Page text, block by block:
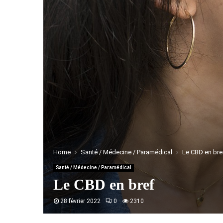
Home Santé / Médecine / Paramédical Le CBD en
Santé / Médecine / Paramédical
Le CBD en bref
28 février 2022 0 2310